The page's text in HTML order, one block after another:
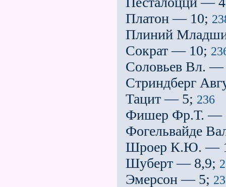
Платон — 10;
Плиний
Сократ — 10;
Соловьев Вл.
Стриндберг
Тацит — 5; 236
Фишер Фр.Т. —
Фогельвайде
Шроер К.Ю. —
Шуберт — 8,9;
Эмерсон — 5;